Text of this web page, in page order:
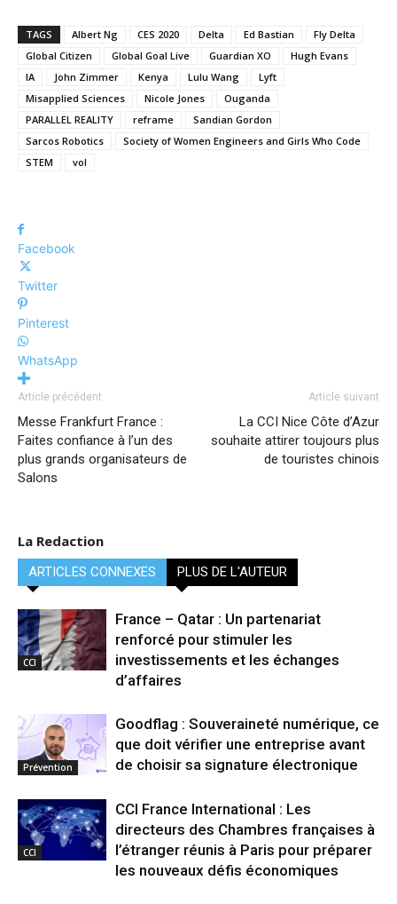
TAGS Albert Ng CES 2020 Delta Ed Bastian
Fly Delta
Global Citizen
Global Goal Live Guardian XO
Hugh Evans
IA
John Zimmer Kenya Lulu Wang
Lyft
Misapplied Sciences
Nicole Jones
Ouganda
PARALLEL REALITY
reframe
Sandian Gordon
Sarcos Robotics
Society of Women Engineers and Girls Who Code
STEM
vol
Facebook
Twitter
Pinterest
WhatsApp
Article précédent
Messe Frankfurt France :
Faites confiance à l’un des
plus grands organisateurs de
Salons
Article suivant
La CCI Nice Côte d’Azur
souhaite attirer toujours plus
de touristes chinois
La Redaction
ARTICLES CONNEXES PLUS DE L'AUTEUR
CCI
France – Qatar : Un partenariat
renforcé pour stimuler les
investissements et les échanges
d’affaires
Prévention
Goodflag : Souveraineté numérique, ce
que doit vérifier une entreprise avant
de choisir sa signature électronique
CCI
CCI France International : Les
directeurs des Chambres françaises à
l’étranger réunis à Paris pour préparer
les nouveaux défis économiques